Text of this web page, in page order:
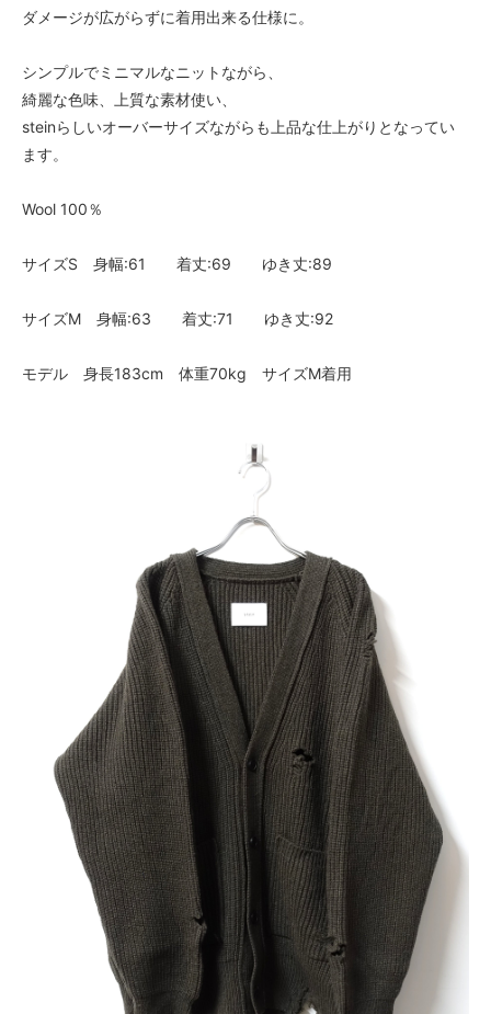
ダメージが広がらずに着用出来る仕様に。
シンプルでミニマルなニットながら、
綺麗な色味、上質な素材使い、
steinらしいオーバーサイズながらも上品な仕上がりとなってい
ます。
Wool 100％
サイズS 身幅:61 着丈:69 ゆき丈:89
サイズM 身幅:63 着丈:71 ゆき丈:92
モデル 身長183cm 体重70kg サイズM着用